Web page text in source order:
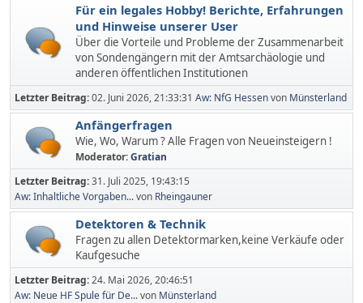
Für ein legales Hobby! Berichte, Erfahrungen
und Hinweise unserer User
Über die Vorteile und Probleme der Zusammenarbeit
von Sondengängern mit der Amtsarchäologie und
anderen öffentlichen Institutionen
Letzter Beitrag:02. Juni 2026, 21:33:31 Aw: NfG Hessenvon Münsterland
Anfängerfragen
Wie, Wo, Warum ? Alle Fragen von Neueinsteigern !
Moderator:Gratian
Letzter Beitrag:31. Juli 2025, 19:43:15
Aw: Inhaltliche Vorgaben...von Rheingauner
Detektoren & Technik
Fragen zu allen Detektormarken,keine Verkäufe oder
Kaufgesuche
Letzter Beitrag:24. Mai 2026, 20:46:51
Aw: Neue HF Spule für De...von Münsterland